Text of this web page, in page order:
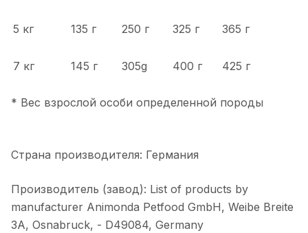
5 кг 135 г 250 г 325 г 365 г
7 кг 145 г 305g 400 г 425 г
* Вес взрослой особи определенной породы
Страна производителя: Германия
Производитель (завод): List of products by
manufacturer Animonda Petfood GmbH, Weibe Breite
3A, Osnabruck, - D49084, Germany